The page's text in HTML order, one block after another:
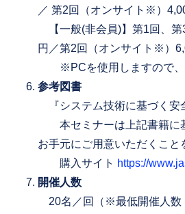
／ 第2回（オンサイト※）
【一般(非会員)】第1回、第
円／第2回（オンサイト※）
※PCを使用しますので、
参考図書
『システム技術に基づく安
本セミナーは上記書籍に
お手元にご用意いただくこと
購入サイト https://
開催人数
20名／回（※最低開催人数